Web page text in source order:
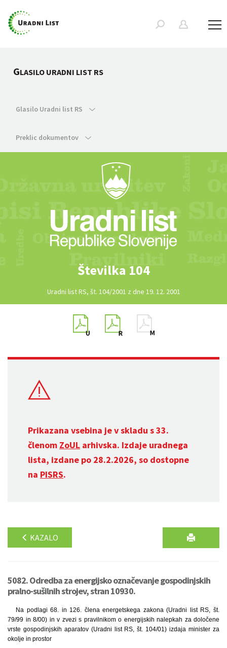
GLASILO URADNI LIST RS
Glasilo Uradni list RS
Preklic dokumentov
Številka 104
Uradni list RS, št. 104/2001 z dne 19. 12. 2001
Prikazana vsebina je v skladu s 33.
členom ZoUL arhivska. Izdaje uradnega
lista, izdane po 28.2.2026, so dostopne
na PISRS.
KAZALO
5082. Odredba za energijsko označevanje gospodinjskih
pralno-sušilnih strojev, stran 10930.
Na podlagi 68. in 126. člena energetskega zakona (Uradni list RS, št.
79/99 in 8/00) in v zvezi s pravilnikom o energijskih nalepkah za določene
vrste gospodinjskih aparatov (Uradni list RS, št. 104/01) izdaja minister za
okolje in prostor